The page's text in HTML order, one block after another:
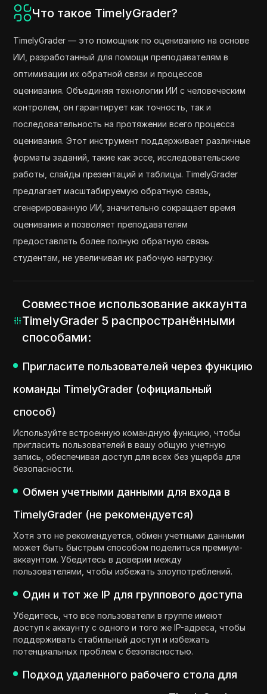
Что такое TimelyGrader?
TimelyGrader — это помощник по оцениванию на основе
ИИ, разработанный для помощи преподавателям в
оптимизации их обратной связи и процессов
оценивания. Объединяя технологии ИИ с человеческим
контролем, он гарантирует как точность, так и
последовательность на протяжении всего процесса
оценивания. Этот инструмент поддерживает различные
форматы заданий, такие как эссе, исследовательские
работы, слайды презентаций и таблицы. TimelyGrader
предлагает масштабируемую обратную связь,
сгенерированную ИИ, значительно сокращает время
оценивания и позволяет преподавателям
предоставлять более полную обратную связь
студентам, не увеличивая их рабочую нагрузку.
Совместное использование аккаунта
TimelyGrader 5 распространёнными
способами:
Пригласите пользователей через функцию
команды TimelyGrader (официальный
способ)
Используйте встроенную командную функцию, чтобы
пригласить пользователей в вашу общую учетную
запись, обеспечивая доступ для всех без ущерба для
безопасности.
Обмен учетными данными для входа в
TimelyGrader (не рекомендуется)
Хотя это не рекомендуется, обмен учетными данными
может быть быстрым способом поделиться премиум-
аккаунтом. Убедитесь в доверии между
пользователями, чтобы избежать злоупотреблений.
Один и тот же IP для группового доступа
Убедитесь, что все пользователи в группе имеют
доступ к аккаунту с одного и того же IP-адреса, чтобы
поддерживать стабильный доступ и избежать
потенциальных проблем с безопасностью.
Подход удаленного рабочего стола для